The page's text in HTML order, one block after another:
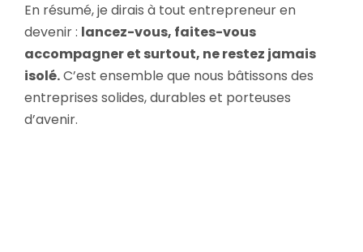
En résumé, je dirais à tout entrepreneur en
devenir : lancez-vous, faites-vous
accompagner et surtout, ne restez jamais
isolé.C’est ensemble que nous bâtissons des
entreprises solides, durables et porteuses
d’avenir.